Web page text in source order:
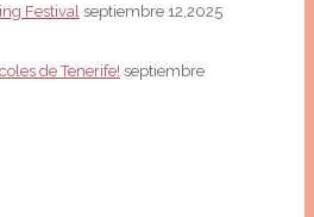
Festival septiembre 12,2025
de Tenerife! septiembre